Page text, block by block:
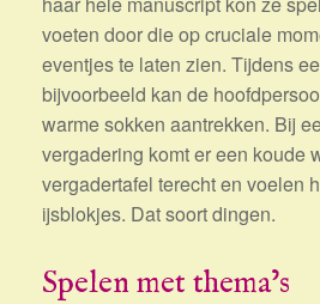
voeten door die op cruciale
eventjes te laten zien. Tijdens
bijvoorbeeld kan de
warme sokken aantrekken. Bij
vergadering komt er een koude
vergadertafel terecht en voelen
ijsblokjes. Dat soort dingen.
Spelen met thema’s